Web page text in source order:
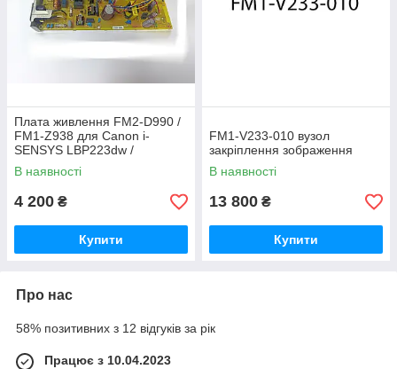
Плата живлення FM2-D990 /
FM1-Z938 для Canon i-
SENSYS LBP223dw /
LBP214dw
В наявності
4 200 ₴
Купити
FM1‑V233‑010 вузол
закріплення зображення
В наявності
13 800 ₴
Купити
Про нас
58% позитивних з 12 відгуків за рік
Працює з 10.04.2023